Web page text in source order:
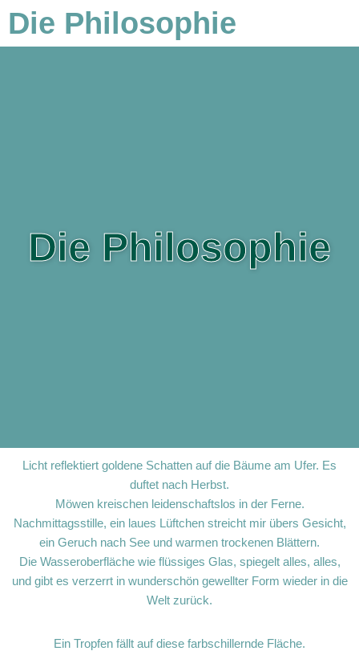
Die Philosophie
Die Philosophie
Licht reflektiert goldene Schatten auf die Bäume am Ufer. Es
duftet nach Herbst.
Möwen kreischen leidenschaftslos in der Ferne.
Nachmittagsstille, ein laues Lüftchen streicht mir übers Gesicht,
ein Geruch nach See und warmen trockenen Blättern.
Die Wasseroberfläche wie flüssiges Glas, spiegelt alles, alles,
und gibt es verzerrt in wunderschön gewellter Form wieder in die
Welt zurück.
Ein Tropfen fällt auf diese farbschillernde Fläche.